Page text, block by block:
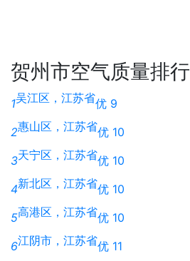
贺州市空气质量排行
1吴江区，江苏省优 9
2惠山区，江苏省优 10
3天宁区，江苏省优 10
4新北区，江苏省优 10
5高港区，江苏省优 10
6江阴市，江苏省优 11